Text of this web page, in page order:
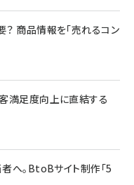
商品情報を「売れるコン
満足度向上に直結する
へ。BtoBサイト制作「5